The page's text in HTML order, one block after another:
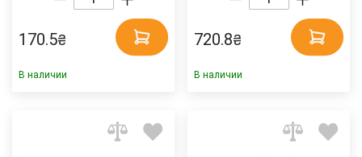
170.5₴
В наличии
720.8₴
В наличии